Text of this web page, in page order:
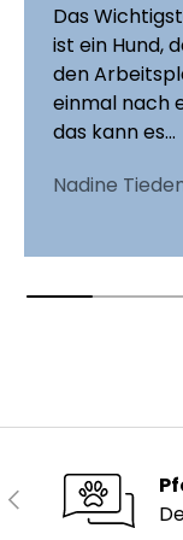
Das
ist ein Hund,
den
einmal nach
das kann es...
Nadine
Vorherige